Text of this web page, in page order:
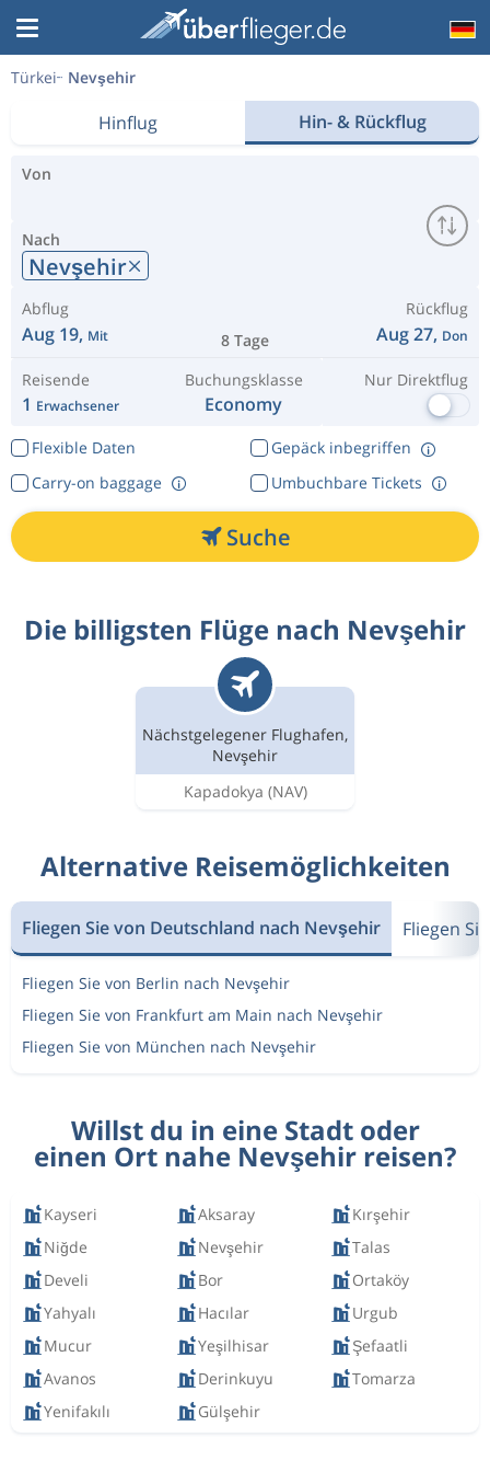
Türkei Nevşehir
Hinflug Hin- & Rückflug
Von
Nach
Nevşehir
Abflug
Aug 19, Mit 8 Tage
Rückflug
Aug 27, Don
Reisende
1 Erwachsener
Buchungsklasse
Economy
Nur Direktflug
Flexible Daten
Gepäck inbegriffen
Umbuchbare Tickets
Carry-on baggage
Suche
Die billigsten Flüge nach Nevşehir
Nächstgelegener Flughafen,
Nevşehir
Kapadokya (NAV)
Alternative Reisemöglichkeiten
Fliegen Sie von Deutschland nach Nevşehir Fliegen
Fliegen Sie von Berlin nach Nevşehir
Fliegen Sie von Frankfurt am Main nach Nevşehir
Fliegen Sie von München nach Nevşehir
Willst du in eine Stadt oder
einen Ort nahe Nevşehir reisen?
Kayseri Aksaray
Kırşehir
Niğde
Nevşehir
Talas
Develi
Bor
Ortaköy
Yahyalı
Hacılar
Urgub
Mucur
Yeşilhisar
Şefaatli
Avanos
Derinkuyu
Tomarza
Yenifakılı
Gülşehir